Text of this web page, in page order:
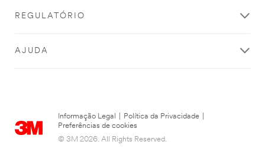
REGULATÓRIO
AJUDA
Informação Legal Política da Privacidade
Preferências de cookies
© 3M 2026. All Rights Reserved.